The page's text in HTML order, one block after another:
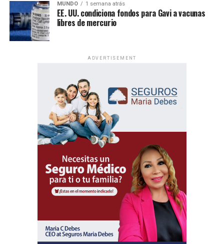
MUNDO 1 semana atrás
EE. UU. condiciona fondos para Gavi a vacunas
libres de mercurio
ADVERTISEMENT